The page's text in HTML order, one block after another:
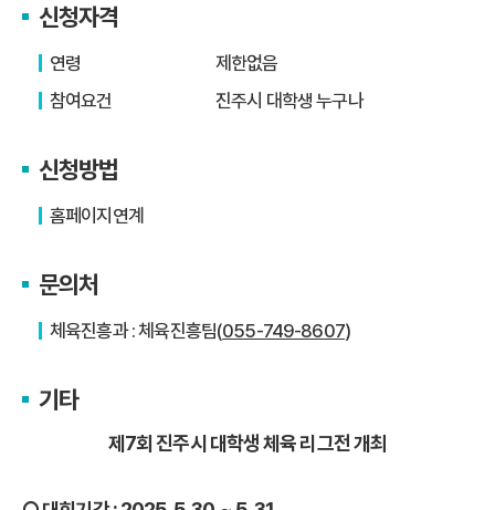
신청자격
연령
제한없음
참여요건
진주시 대학생 누구나
신청방법
홈페이지연계
문의처
체육진흥과 : 체육진흥팀(055-749-8607)
기타
제7회 진주시 대학생 체육 리그전 개최